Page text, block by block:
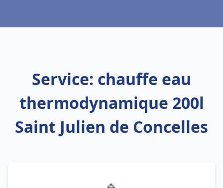
Service: chauffe eau
thermodynamique 200l
Saint Julien de Concelles